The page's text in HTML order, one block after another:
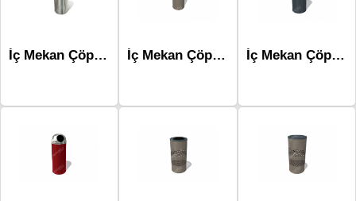
İç Mekan Çöp Kovaları-Mlk-214a İç Mekan Çöp Kovaları-Mlk-203 İç Mekan Çöp Kovaları-Mlk-215b